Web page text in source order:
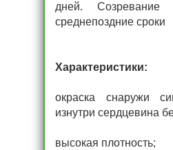
дней. Созревание
среднепоздние сроки
Характеристики:
окраска снаружи
изнутри сердцевина
высокая плотность;